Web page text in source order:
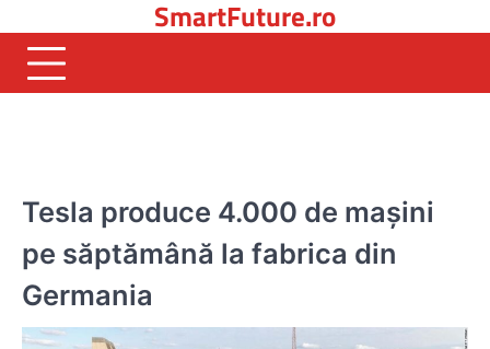
to
content
SmartFuture.ro
Tesla produce 4.000 de mașini
pe săptămână la fabrica din
Germania